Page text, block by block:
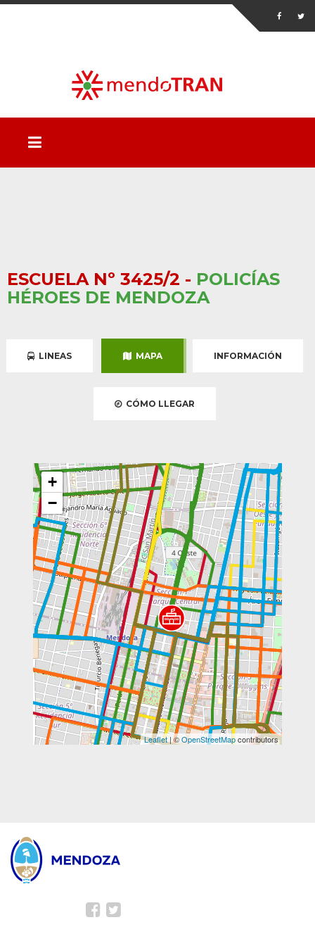
ESCUELA Nº 3425/2 - POLICÍAS
HÉROES DE MENDOZA
LINEAS MAPA INFORMACIÓN
CÓMO LLEGAR
+
−
Leaflet | ©OpenStreetMapcontributors